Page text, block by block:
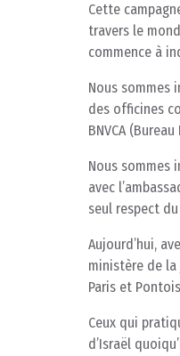
Cette
travers le
commence à
Nous sommes
des officines
BNVCA
Nous sommes
avec
seul respect
Aujourd’hui,
ministère de
Paris et
Ceux qui
d’Israël